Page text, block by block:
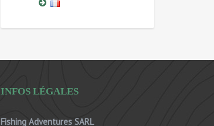
INFOS LÉGALES
Fishing Adventures SARL